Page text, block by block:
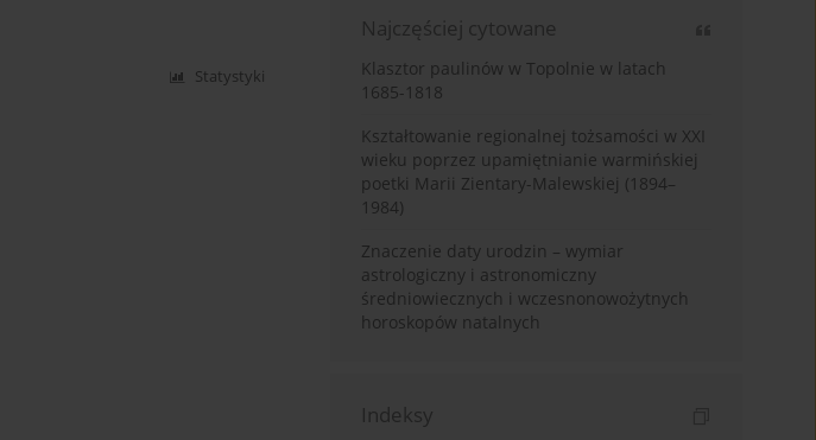
Statystyki
Najczęściej cytowane
Klasztor paulinów w Topolnie w latach
1685-1818
Kształtowanie regionalnej tożsamości w XXI
wieku poprzez upamiętnianie warmińskiej
poetki Marii Zientary-Malewskiej (1894–
1984)
Znaczenie daty urodzin – wymiar
astrologiczny i astronomiczny
średniowiecznych i wczesnonowożytnych
horoskopów natalnych
Indeksy